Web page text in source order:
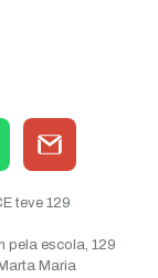
pela escola, 129
Maria